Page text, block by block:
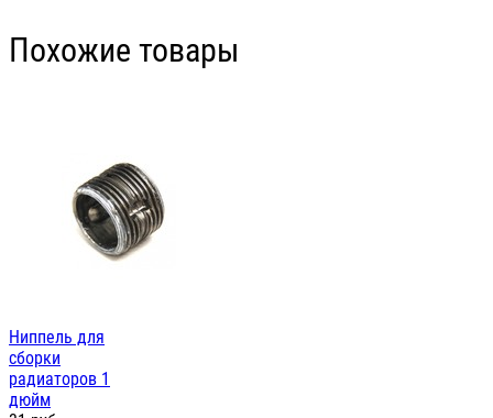
Похожие товары
Ниппель для
сборки
радиаторов 1
дюйм